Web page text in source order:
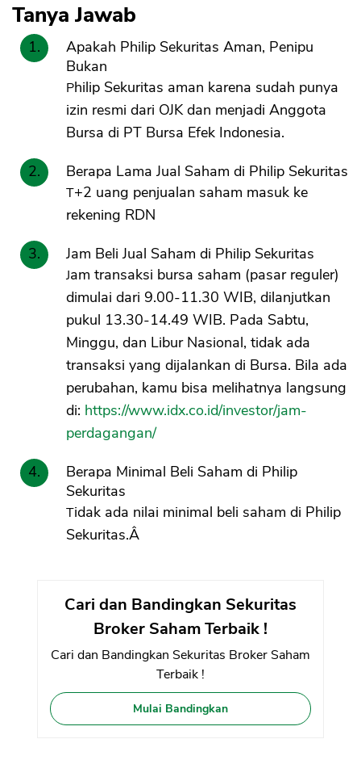
Tanya Jawab
Apakah Philip Sekuritas Aman, Penipu
Bukan
Philip Sekuritas aman karena sudah punya
izin resmi dari OJK dan menjadi Anggota
Bursa di PT Bursa Efek Indonesia.
Berapa Lama Jual Saham di Philip Sekuritas
T+2 uang penjualan saham masuk ke
rekening RDN
Jam Beli Jual Saham di Philip Sekuritas
Jam transaksi bursa saham (pasar reguler)
dimulai dari 9.00-11.30 WIB, dilanjutkan
pukul 13.30-14.49 WIB. Pada Sabtu,
Minggu, dan Libur Nasional, tidak ada
transaksi yang dijalankan di Bursa. Bila ada
perubahan, kamu bisa melihatnya langsung
di: https://www.idx.co.id/investor/jam-
perdagangan/
Berapa Minimal Beli Saham di Philip
Sekuritas
Tidak ada nilai minimal beli saham di Philip
Sekuritas.Â
Cari dan Bandingkan Sekuritas
Broker Saham Terbaik !
Cari dan Bandingkan Sekuritas Broker Saham
Terbaik !
Mulai Bandingkan